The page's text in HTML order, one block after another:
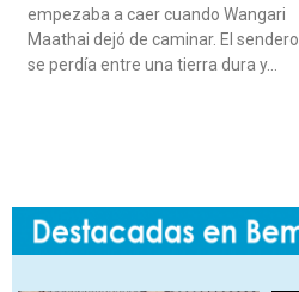
empezaba a caer cuando Wangari
Maathai dejó de caminar. El sendero
se perdía entre una tierra dura y…